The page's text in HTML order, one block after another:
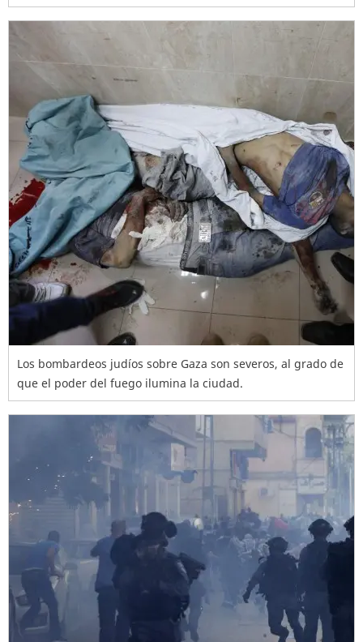
Los bombardeos judíos sobre Gaza son severos, al grado de
que el poder del fuego ilumina la ciudad.